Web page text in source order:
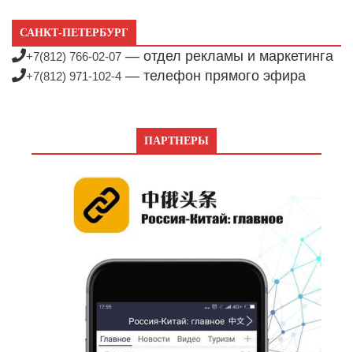
САНКТ-ПЕТЕРБУРГ
+7(812) 766-02-07 — отдел рекламы и маркетинга
+7(812) 971-102-4 — телефон прямого эфира
ПАРТНЕРЫ